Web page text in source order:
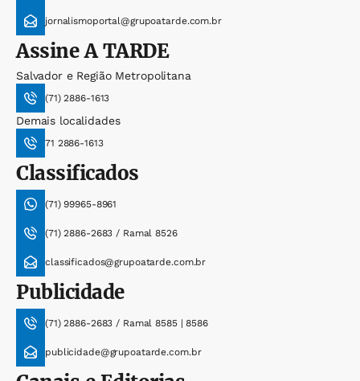
jornalismoportal@grupoatarde.com.br
AssineA TARDE
Salvador e Região Metropolitana
(71) 2886-1613
Demais localidades
71 2886-1613
Classificados
(71) 99965-8961
(71) 2886-2683 / Ramal 8526
classificados@grupoatarde.com.br
Publicidade
(71) 2886-2683 / Ramal 8585 | 8586
publicidade@grupoatarde.com.br